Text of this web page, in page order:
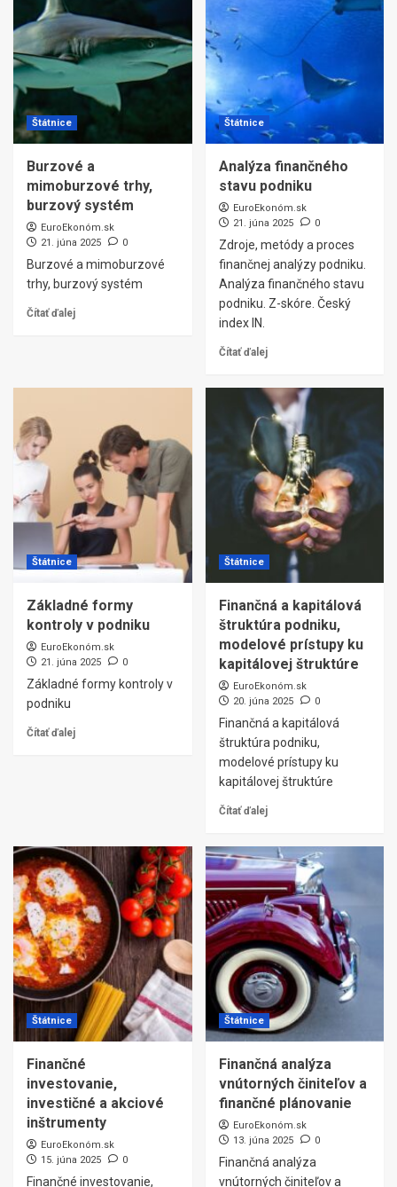
Štátnice
Burzové a
mimoburzové trhy,
burzový systém
EuroEkonóm.sk
21. júna 2025
0
Burzové a mimoburzové
trhy, burzový systém
Čítať ďalej
Štátnice
Analýza finančného
stavu podniku
EuroEkonóm.sk
21. júna 2025
0
Zdroje, metódy a proces
finančnej analýzy podniku.
Analýza finančného stavu
podniku. Z-skóre. Český
index IN.
Čítať ďalej
Štátnice
Základné formy
kontroly v podniku
EuroEkonóm.sk
21. júna 2025
0
Základné formy kontroly v
podniku
Čítať ďalej
Štátnice
Finančná a kapitálová
štruktúra podniku,
modelové prístupy ku
kapitálovej štruktúre
EuroEkonóm.sk
20. júna 2025
0
Finančná a kapitálová
štruktúra podniku,
modelové prístupy ku
kapitálovej štruktúre
Čítať ďalej
Štátnice
Finančné
investovanie,
investičné a akciové
inštrumenty
EuroEkonóm.sk
15. júna 2025
0
Finančné investovanie,
Štátnice
Finančná analýza
vnútorných činiteľov a
finančné plánovanie
EuroEkonóm.sk
13. júna 2025
0
Finančná analýza
vnútorných činiteľov a